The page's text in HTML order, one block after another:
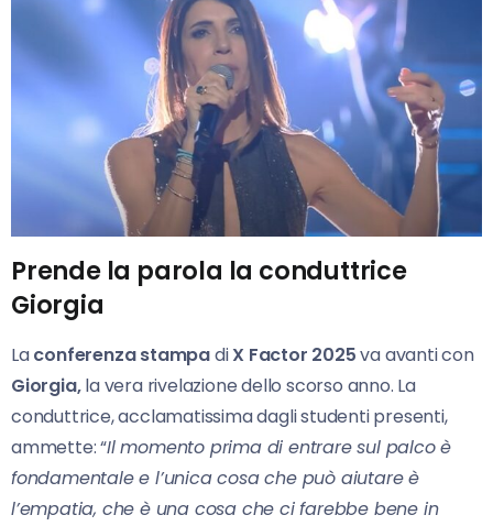
Prende la parola la conduttrice
Giorgia
Laconferenza stampadiX Factor 2025va avanti con
Giorgia,la vera rivelazione dello scorso anno. La
conduttrice, acclamatissima dagli studenti presenti,
ammette: “Il momento prima di entrare sul palco è
fondamentale e l’unica cosa che può aiutare è
l’empatia, che è una cosa che ci farebbe bene in